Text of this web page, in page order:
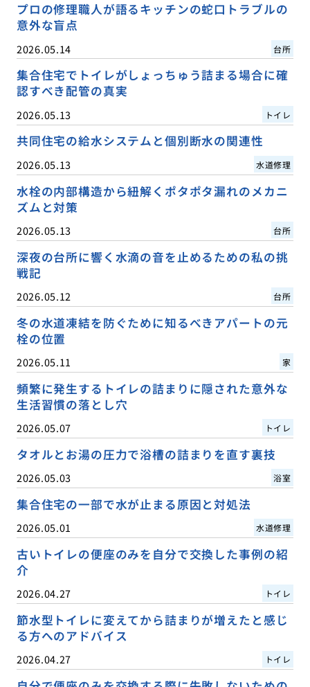
プロの修理職人が語るキッチンの蛇口トラブルの
意外な盲点
2026.05.14 台所
集合住宅でトイレがしょっちゅう詰まる場合に確
認すべき配管の真実
2026.05.13 トイレ
共同住宅の給水システムと個別断水の関連性
2026.05.13 水道修理
水栓の内部構造から紐解くポタポタ漏れのメカニ
ズムと対策
2026.05.13 台所
深夜の台所に響く水滴の音を止めるための私の挑
戦記
2026.05.12 台所
冬の水道凍結を防ぐために知るべきアパートの元
栓の位置
2026.05.11 家
頻繁に発生するトイレの詰まりに隠された意外な
生活習慣の落とし穴
2026.05.07 トイレ
タオルとお湯の圧力で浴槽の詰まりを直す裏技
2026.05.03 浴室
集合住宅の一部で水が止まる原因と対処法
2026.05.01 水道修理
古いトイレの便座のみを自分で交換した事例の紹
介
2026.04.27 トイレ
節水型トイレに変えてから詰まりが増えたと感じ
る方へのアドバイス
2026.04.27 トイレ